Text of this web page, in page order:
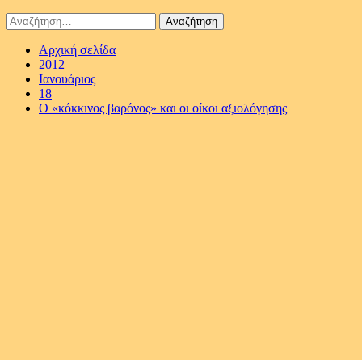
Αναζήτηση
για:
Αρχική σελίδα
2012
Ιανουάριος
18
Ο «κόκκινος βαρόνος» και οι οίκοι αξιολόγησης